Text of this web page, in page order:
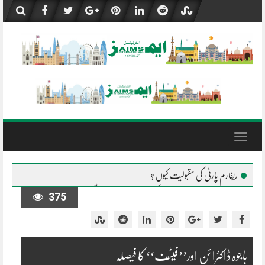
content
Toggle
ریفارم پارٹی کی مقبولیت کیوں ؟
بشانہ
جلال پور پیروالا المصطفیٰ کی خیمہ بستیوں میں مقیم متاثرین میں راشن کی تقسیم
ملتان کی وہ تحصیل جہاں سیلاب نے کچھ نہیں چھوڑا، تباہی و بربادی کی المناک
داستانیں
375
باجوہ ڈاکٹرا ئن اور’’فیٹف‘‘ کا فیصلہ